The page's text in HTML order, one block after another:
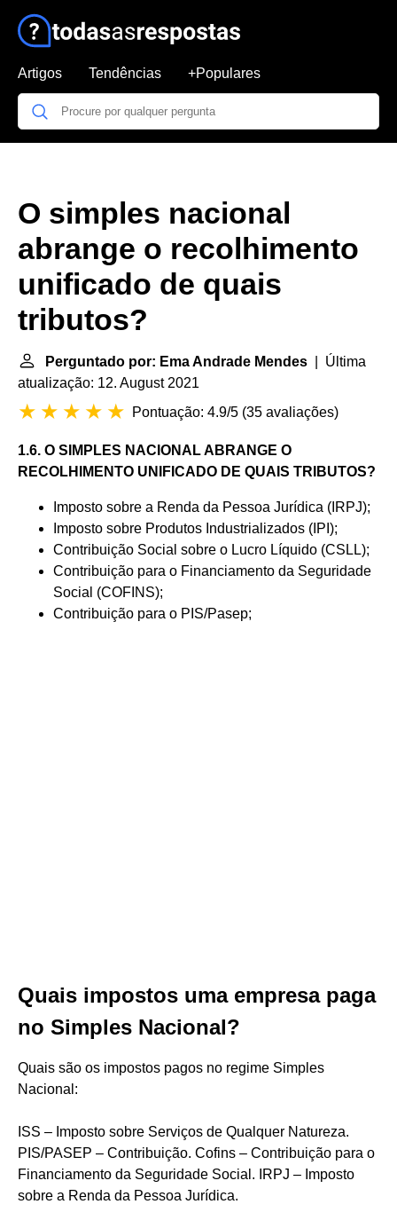
Artigos Tendências +Populares
O simples nacional
abrange o recolhimento
unificado de quais
tributos?
Perguntado por: Ema Andrade Mendes | Última
atualização: 12. August 2021
Pontuação: 4.9/5 (35 avaliações)
1.6. O SIMPLES NACIONAL ABRANGE O
RECOLHIMENTO UNIFICADO DE QUAIS TRIBUTOS?
Imposto sobre a Renda da Pessoa Jurídica (IRPJ);
Imposto sobre Produtos Industrializados (IPI);
Contribuição Social sobre o Lucro Líquido (CSLL);
Contribuição para o Financiamento da Seguridade
Social (COFINS);
Contribuição para o PIS/Pasep;
Quais impostos uma empresa paga
no Simples Nacional?
Quais são os impostos pagos no regime Simples
Nacional:
ISS – Imposto sobre Serviços de Qualquer Natureza.
PIS/PASEP – Contribuição. Cofins – Contribuição para o
Financiamento da Seguridade Social. IRPJ – Imposto
sobre a Renda da Pessoa Jurídica.